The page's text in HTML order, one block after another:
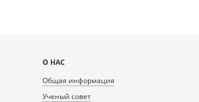
Карта
сайта
О НАС
Общая информация
Ученый совет